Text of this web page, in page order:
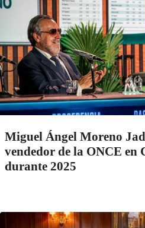
Miguel Ángel Moreno
vendedor de la ONCE
durante 2025